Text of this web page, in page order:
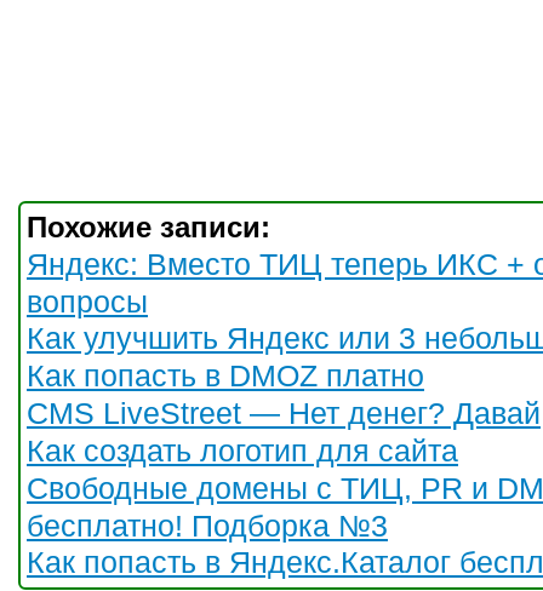
Похожие записи:
Яндекс: Вместо ТИЦ теперь ИКС +
вопросы
Как улучшить Яндекс или 3
Как попасть в DMOZ платно
CMS LiveStreet — Нет денег?
Как создать логотип для сайта
Свободные домены с ТИЦ, PR и
бесплатно! Подборка №3
Как попасть в Яндекс.Каталог